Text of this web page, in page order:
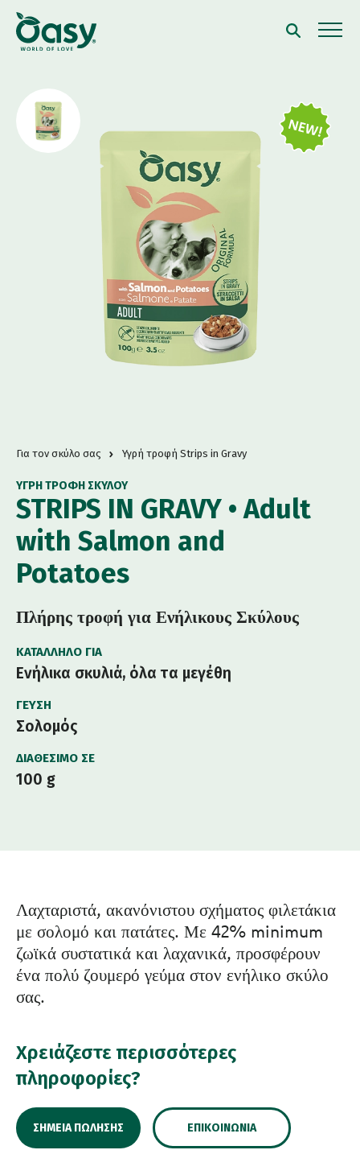
Για τον σκύλο σας Υγρή τροφή Strips in Gravy
STRIPS IN GRAVY • Adult
with Salmon and
Potatoes
ΥΓΡΉ ΤΡΟΦΉ ΣΚΎΛΟΥ
Πλήρης τροφή για Ενήλικους Σκύλους
ΚΑΤΆΛΛΗΛΟ ΓΙΑ
Ενήλικα σκυλιά, όλα τα μεγέθη
ΓΕΎΣΗ
Σολομός
ΔΙΑΘΈΣΙΜΟ ΣΕ
100 g
Λαχταριστά, ακανόνιστου σχήματος φιλετάκια
με σολομό και πατάτες. Με 42% minimum
ζωϊκά συστατικά και λαχανικά, προσφέρουν
ένα πολύ ζουμερό γεύμα στον ενήλικο σκύλο
σας.
Χρειάζεστε περισσότερες
πληροφορίες?
ΣΗΜΕΊΑ ΠΏΛΗΣΗΣ ΕΠΙΚΟΙΝΩΝΊΑ